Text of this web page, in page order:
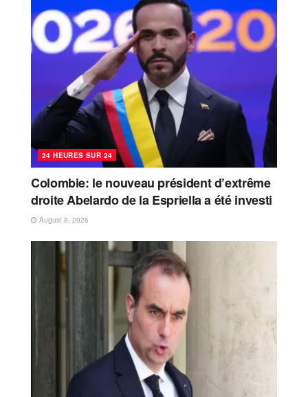
24 HEURES SUR 24
Colombie: le nouveau président d’extrême
droite Abelardo de la Espriella a été investi
August 8, 2026